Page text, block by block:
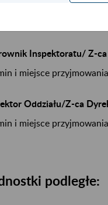
Inspektoratu/ Z-
i miejsce
Oddziału/Z-ca
i miejsce
podległe: